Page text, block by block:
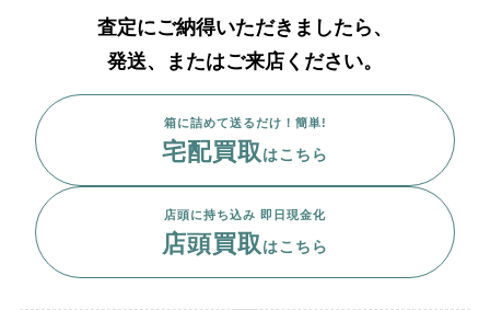
査定にご納得いただきましたら、
発送、またはご来店ください。
箱に詰めて送るだけ！簡単!
宅配買取 はこちら
店頭に持ち込み 即日現金化
店頭買取 はこちら